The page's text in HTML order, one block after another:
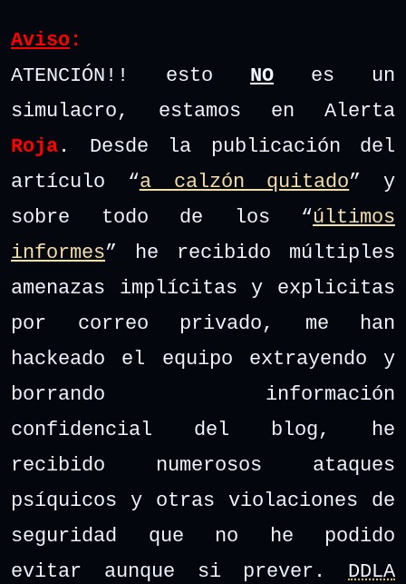
Aviso :
ATENCIÓN!! esto NO es un
simulacro, estamos en Alerta
Roja . Desde la publicación del
artículo “a calzón quitado” y
sobre todo de los “últimos
informes” he recibido múltiples
amenazas implícitas y explicitas
por correo privado, me han
hackeado el equipo extrayendo y
borrando información
confidencial del blog, he
recibido numerosos ataques
psíquicos y otras violaciones de
seguridad que no he podido
evitar aunque si prever. DDLA